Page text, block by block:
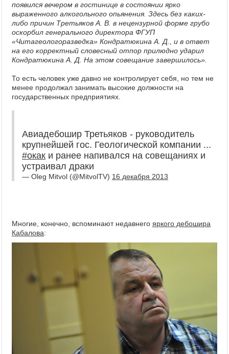
появился вечером в гостинице в состоянии ярко
выраженного алкогольного опьянения. Здесь без каких-
либо причин Третьяков А. В. в нецензурной форме грубо
оскорбил генерального директора ФГУП
«Читагеологоразведка» Кондратюкина А. Д., и в ответ
на его корректный словесный отпор прилюдно ударил
Кондратюкина А. Д. На этом совещание завершилось».
То есть человек уже давно не контролирует себя, но тем не
менее продолжал занимать высокие должности на
государственных предприятиях.
Авиадебошир Третьяков - руководитель
крупнейшей гос. Геологической компании ...
#окак и ранее напивался на совещаниях и
устраивал драки
— Oleg Mitvol (@MitvolTV) 16 декабря 2013
Многие, конечно, вспоминают недавнего яркого дебошира
Кабалова: